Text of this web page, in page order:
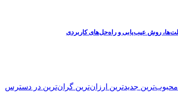
محبوب‌ترین جدیدترین ارزان‌ترین گران‌ترین در دسترس